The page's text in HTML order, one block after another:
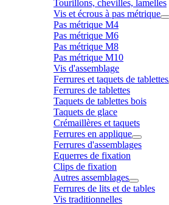
Tourillons, chevilles, lamelles
Vis et écrous à pas métrique
Pas métrique M4
Pas métrique M6
Pas métrique M8
Pas métrique M10
Vis d'assemblage
Ferrures et taquets de tablettes
Ferrures de tablettes
Taquets de tablettes bois
Taquets de glace
Crémaillères et taquets
Ferrures en applique
Ferrures d'assemblages
Equerres de fixation
Clips de fixation
Autres assemblages
Ferrures de lits et de tables
Vis traditionnelles